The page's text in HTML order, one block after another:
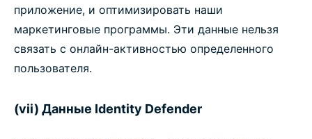
приложение, и оптимизировать наши
маркетинговые программы. Эти данные нельзя
связать с онлайн-активностью определенного
пользователя.
(vii) Данные Identity Defender